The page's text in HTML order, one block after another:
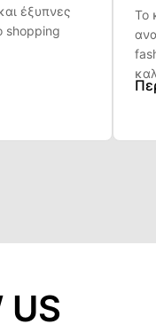
έξυπνες
shopping
Το
US